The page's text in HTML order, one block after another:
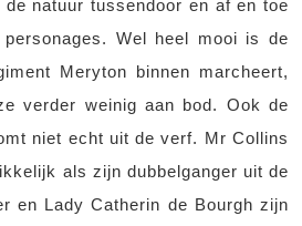
natuur tussendoor en af en toe
Wel heel mooi is de
Meryton binnen marcheert,
verder weinig aan bod. Ook de
niet echt uit de verf. Mr Collins
als zijn dubbelganger uit de
en Lady Catherin de Bourgh zijn